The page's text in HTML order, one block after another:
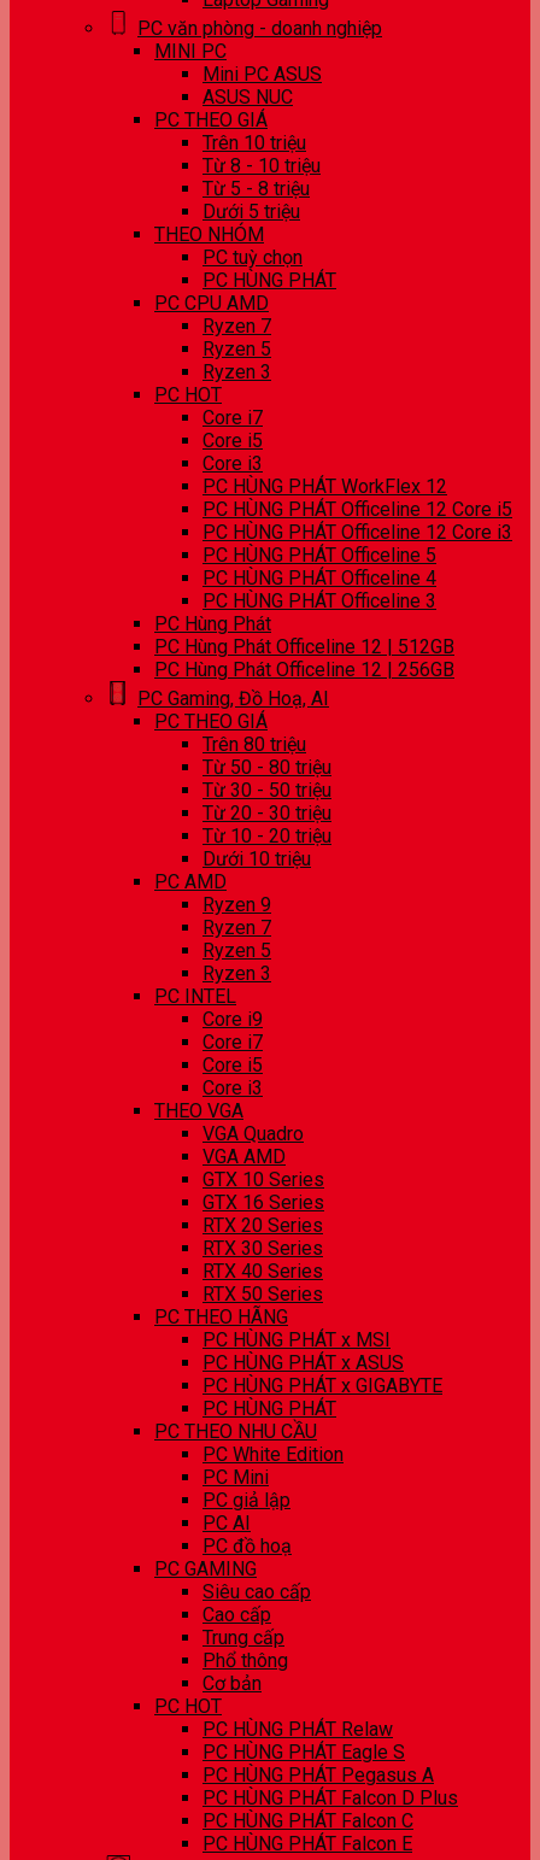
PC văn phòng - doanh nghiệp
MINI PC
Mini PC ASUS
ASUS NUC
PC THEO GIÁ
Trên 10 triệu
Từ 8 - 10 triệu
Từ 5 - 8 triệu
Dưới 5 triệu
THEO NHÓM
PC tuỳ chọn
PC HÙNG PHÁT
PC CPU AMD
Ryzen 7
Ryzen 5
Ryzen 3
PC HOT
Core i7
Core i5
Core i3
PC HÙNG PHÁT WorkFlex 12
PC HÙNG PHÁT Officeline 12 Core i5
PC HÙNG PHÁT Officeline 12 Core i3
PC HÙNG PHÁT Officeline 5
PC HÙNG PHÁT Officeline 4
PC HÙNG PHÁT Officeline 3
PC Hùng Phát
PC Hùng Phát Officeline 12 | 512GB
PC Hùng Phát Officeline 12 | 256GB
PC Gaming, Đồ Hoạ, AI
PC THEO GIÁ
Trên 80 triệu
Từ 50 - 80 triệu
Từ 30 - 50 triệu
Từ 20 - 30 triệu
Từ 10 - 20 triệu
Dưới 10 triệu
PC AMD
Ryzen 9
Ryzen 7
Ryzen 5
Ryzen 3
PC INTEL
Core i9
Core i7
Core i5
Core i3
THEO VGA
VGA Quadro
VGA AMD
GTX 10 Series
GTX 16 Series
RTX 20 Series
RTX 30 Series
RTX 40 Series
RTX 50 Series
PC THEO HÃNG
PC HÙNG PHÁT x MSI
PC HÙNG PHÁT x ASUS
PC HÙNG PHÁT x GIGABYTE
PC HÙNG PHÁT
PC THEO NHU CẦU
PC White Edition
PC Mini
PC giả lập
PC AI
PC đồ hoạ
PC GAMING
Siêu cao cấp
Cao cấp
Trung cấp
Phổ thông
Cơ bản
PC HOT
PC HÙNG PHÁT Relaw
PC HÙNG PHÁT Eagle S
PC HÙNG PHÁT Pegasus A
PC HÙNG PHÁT Falcon D Plus
PC HÙNG PHÁT Falcon C
PC HÙNG PHÁT Falcon E